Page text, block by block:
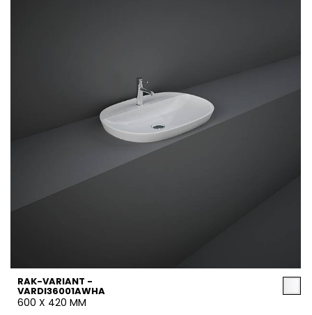
RAK-VARIANT -
VARDI36001AWHA
600 X 420 MM